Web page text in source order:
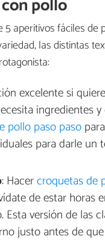
pollo
aperitivos fáciles
las distintas
excelente si
ingredientes
pollo paso paso
para darle un
: Hacercroquetas de
de estar horas
versión de las
justo antes de